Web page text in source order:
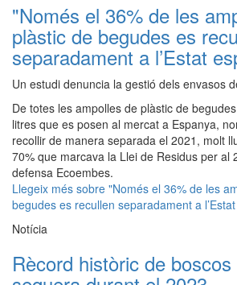
"Només el 36% de les
plàstic de begudes es
separadament a l’Estat
Un estudi denuncia la gestió dels envasos
De totes les ampolles de plàstic de
litres que es posen al mercat a Espanya,
recollir de manera separada el 2021, molt
70% que marcava la Llei de Residus per al
defensa Ecoembes.
Llegeix més sobre "Només el 36% de les
begudes es recullen separadament a
Notícia
Rècord històric de